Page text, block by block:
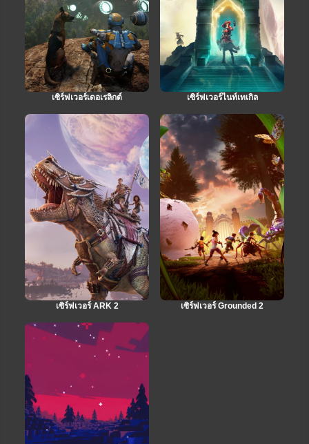
เซิร์ฟเวอร์เดอเรลิกต์ เซิร์ฟเวอร์ไนท์เทเกิล
เซิร์ฟเวอร์ ARK 2 เซิร์ฟเวอร์ Grounded 2